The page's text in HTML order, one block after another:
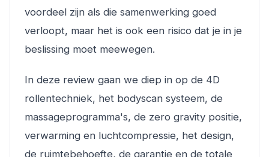
voordeel zijn als die samenwerking goed
verloopt, maar het is ook een risico dat je in je
beslissing moet meewegen.
In deze review gaan we diep in op de 4D
rollentechniek, het bodyscan systeem, de
massageprogramma's, de zero gravity positie,
verwarming en luchtcompressie, het design,
de ruimtebehoefte, de garantie en de totale